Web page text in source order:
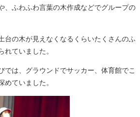
、ふわふわ言葉の木作成などでグループの
台の木が見えなくなるくらいたくさんのふ
れていました。
では、グラウンドでサッカー、体育館でこ
めていました。